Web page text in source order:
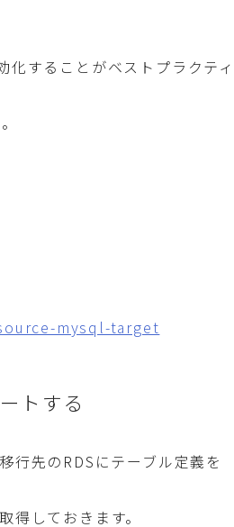
化することがベストプラクティ
mysql-target
トする
先のRDSにテーブル定義を
しておきます。